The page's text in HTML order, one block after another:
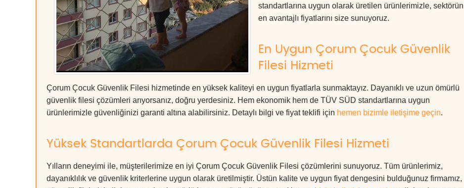
standartlarına uygun olarak üretilen ürünlerimizle, sektörün
en avantajlı fiyatlarını size sunuyoruz.
En Uygun Çorum Çocuk Güvenlik
Filesi Hizmeti
Çorum Çocuk Güvenlik Filesi hizmetinde en yüksek kaliteyi en uygun fiyatlarla sunmaktayız. Dayanıklı ve uzun ömürlü
güvenlik filesi çözümleri arıyorsanız, doğru yerdesiniz. Hem ekonomik hem de TÜV SÜD standartlarına uygun
ürünlerimizle güvenliğinizi garanti altına alabilirsiniz. Detaylı bilgi ve fiyat teklifi için hemen bizimle iletişime geçin.
Yüksek Standartlarda Çorum Çocuk Güvenlik Filesi Hizmeti
Yılların deneyimi ile, müşterilerimize en iyi Çorum Çocuk Güvenlik Filesi çözümlerini sunuyoruz. Tüm ürünlerimiz,
dayanıklılık ve güvenlik kriterlerine uygun olarak üretilmiştir. Üstün kalite ve uygun fiyat dengesini bulduğunuz firmamız,